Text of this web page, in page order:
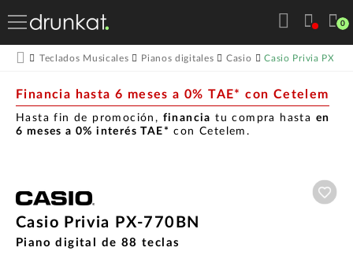
0
Teclados Musicales Pianos digitales Casio Casio Privia PX-
Financia hasta 6 meses a 0% TAE* con Cetelem
Hasta fin de promoción, financia tu compra hasta en
6 meses a 0% interés TAE* con Cetelem.
Casio Privia PX-770BN
Piano digital de 88 teclas